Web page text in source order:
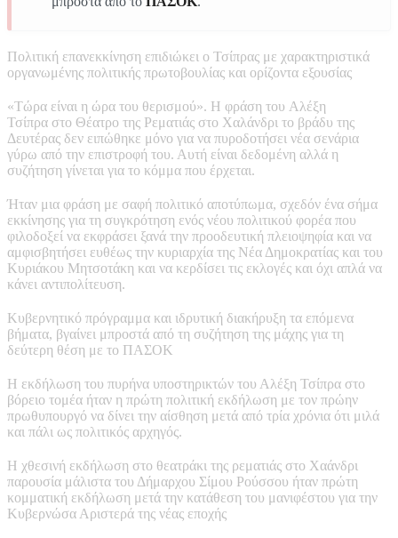
Πολιτική επανεκκίνηση επιδιώκει ο Τσίπρας με χαρακτηριστικά
οργανωμένης πολιτικής πρωτοβουλίας και ορίζοντα εξουσίας
«Τώρα είναι η ώρα του θερισμού». Η φράση του Αλέξη
Τσίπρα στο Θέατρο της Ρεματιάς στο Χαλάνδρι το βράδυ της
Δευτέρας δεν ειπώθηκε μόνο για να πυροδοτήσει νέα σενάρια
γύρω από την επιστροφή του. Αυτή είναι δεδομένη αλλά η
συζήτηση γίνεται για το κόμμα που έρχεται.
Ήταν μια φράση με σαφή πολιτικό αποτύπωμα, σχεδόν ένα σήμα
εκκίνησης για τη συγκρότηση ενός νέου πολιτικού φορέα που
φιλοδοξεί να εκφράσει ξανά την προοδευτική πλειοψηφία και να
αμφισβητήσει ευθέως την κυριαρχία της Νέα Δημοκρατίας και του
Κυριάκου Μητσοτάκη και να κερδίσει τις εκλογές και όχι απλά να
κάνει αντιπολίτευση.
Κυβερνητικό πρόγραμμα και ιδρυτική διακήρυξη τα επόμενα
βήματα, βγαίνει μπροστά από τη συζήτηση της μάχης για τη
δεύτερη θέση με το ΠΑΣΟΚ
Η εκδήλωση του πυρήνα υποστηρικτών του Αλέξη Τσίπρα στο
βόρειο τομέα ήταν η πρώτη πολιτική εκδήλωση με τον πρώην
πρωθυπουργό να δίνει την αίσθηση μετά από τρία χρόνια ότι μιλά
και πάλι ως πολιτικός αρχηγός.
Η χθεσινή εκδήλωση στο θεατράκι της ρεματιάς στο Χαάνδρι
παρουσία μάλιστα του Δήμαρχου Σίμου Ρούσσου ήταν πρώτη
κομματική εκδήλωση μετά την κατάθεση του μανιφέστου για την
Κυβερνώσα Αριστερά της νέας εποχής